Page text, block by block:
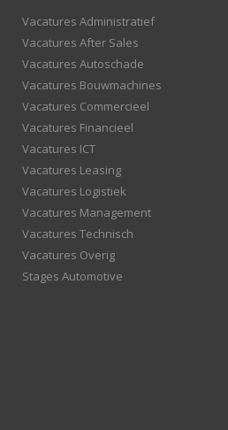
Vacatures Administratief
Vacatures After Sales
Vacatures Autoschade
Vacatures Bouwmachines
Vacatures Commercieel
Vacatures Financieel
Vacatures ICT
Vacatures Leasing
Vacatures Logistiek
Vacatures Management
Vacatures Technisch
Vacatures Overig
Stages Automotive